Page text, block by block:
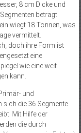
8 cm Dicke und
beträgt
wiegt 18 Tonnen, was
vermittelt.
doch ihre Form ist
eine
wie eine weit
kann.
und
sich die 36 Segmente
Mit Hilfe der
die durch